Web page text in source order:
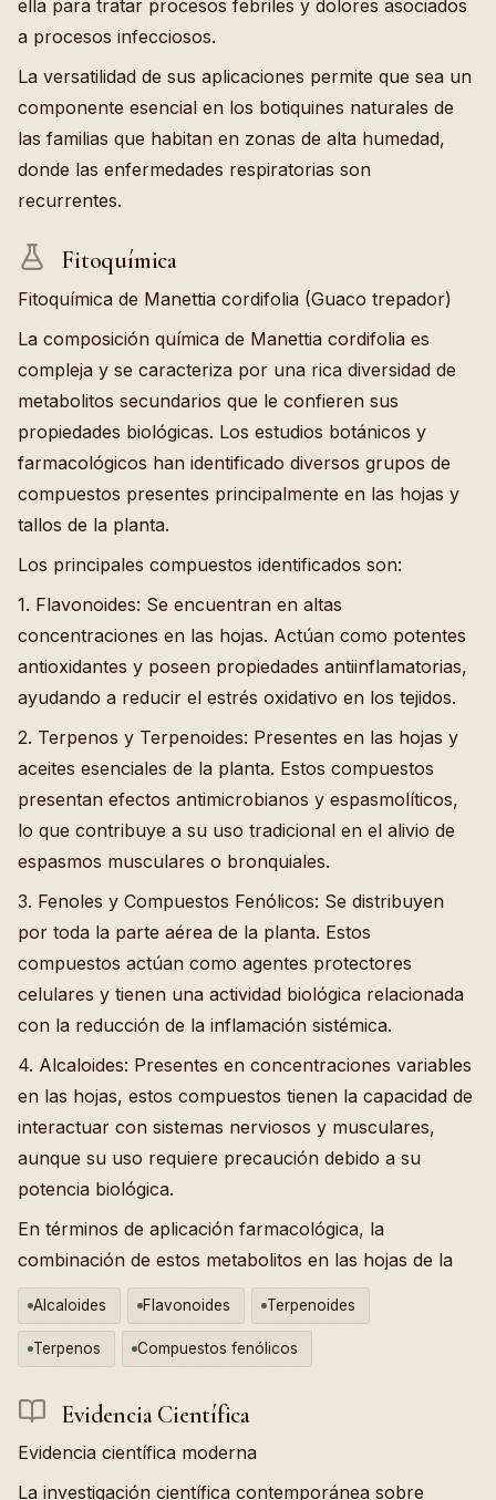
ella para tratar procesos febriles y dolores asociados
a procesos infecciosos.
La versatilidad de sus aplicaciones permite que sea un
componente esencial en los botiquines naturales de
las familias que habitan en zonas de alta humedad,
donde las enfermedades respiratorias son
recurrentes.
Fitoquímica
Fitoquímica de Manettia cordifolia (Guaco trepador)
La composición química de Manettia cordifolia es
compleja y se caracteriza por una rica diversidad de
metabolitos secundarios que le confieren sus
propiedades biológicas. Los estudios botánicos y
farmacológicos han identificado diversos grupos de
compuestos presentes principalmente en las hojas y
tallos de la planta.
Los principales compuestos identificados son:
1. Flavonoides: Se encuentran en altas
concentraciones en las hojas. Actúan como potentes
antioxidantes y poseen propiedades antiinflamatorias,
ayudando a reducir el estrés oxidativo en los tejidos.
2. Terpenos y Terpenoides: Presentes en las hojas y
aceites esenciales de la planta. Estos compuestos
presentan efectos antimicrobianos y espasmolíticos,
lo que contribuye a su uso tradicional en el alivio de
espasmos musculares o bronquiales.
3. Fenoles y Compuestos Fenólicos: Se distribuyen
por toda la parte aérea de la planta. Estos
compuestos actúan como agentes protectores
celulares y tienen una actividad biológica relacionada
con la reducción de la inflamación sistémica.
4. Alcaloides: Presentes en concentraciones variables
en las hojas, estos compuestos tienen la capacidad de
interactuar con sistemas nerviosos y musculares,
aunque su uso requiere precaución debido a su
potencia biológica.
En términos de aplicación farmacológica, la
combinación de estos metabolitos en las hojas de la
Alcaloides Flavonoides Terpenoides
Terpenos Compuestos fenólicos
Evidencia Científica
Evidencia científica moderna
La investigación científica contemporánea sobre